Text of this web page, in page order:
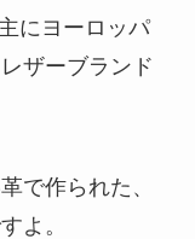
にヨーロッパ
ザーブランド
で作られた、
よ。